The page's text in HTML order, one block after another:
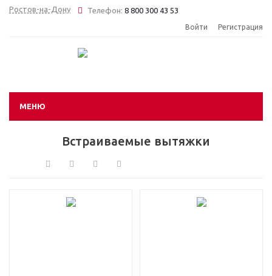
Ростов-на-Дону Телефон: 8 800 300 43 53
Войти Регистрация
МЕНЮ
Встраиваемые вытяжки